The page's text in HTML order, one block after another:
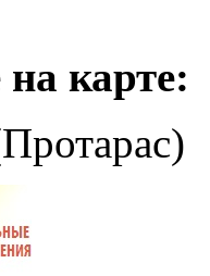
карте: